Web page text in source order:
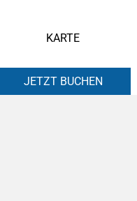
KARTE
JETZT BUCHEN